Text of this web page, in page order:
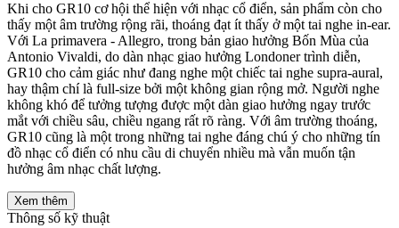
Khi cho GR10 cơ hội thể hiện với nhạc cổ điển, sản phẩm còn cho
thấy một âm trường rộng rãi, thoáng đạt ít thấy ở một tai nghe in-ear.
Với La primavera - Allegro, trong bản giao hưởng Bốn Mùa của
Antonio Vivaldi, do dàn nhạc giao hưởng Londoner trình diễn,
GR10 cho cảm giác như đang nghe một chiếc tai nghe supra-aural,
hay thậm chí là full-size bởi một không gian rộng mở. Người nghe
không khó để tưởng tượng được một dàn giao hưởng ngay trước
mắt với chiều sâu, chiều ngang rất rõ ràng. Với âm trường thoáng,
GR10 cũng là một trong những tai nghe đáng chú ý cho những tín
đồ nhạc cổ điển có nhu cầu di chuyển nhiều mà vẫn muốn tận
hưởng âm nhạc chất lượng.
Xem thêm
Thông số kỹ thuật